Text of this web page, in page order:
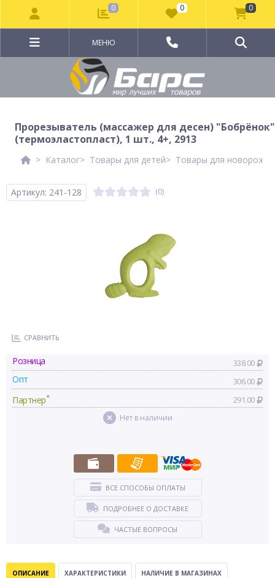
МЕНЮ
Прорезыватель (массажер для десен) "Бобрёнок"
(термоэластопласт), 1 шт., 4+, 2913
Каталог Товары для детей Товары для
Артикул: 241-128 (0)
СРАВНИТЬ
Розница 338.00
Опт 306.00
Партнер* 291.00
Нет в наличии
ВСЕ СПОСОБЫ ОПЛАТЫ
ПОДРОБНЕЕ О ДОСТАВКЕ
ЧАСТЫЕ ВОПРОСЫ
ОПИСАНИЕ ХАРАКТЕРИСТИКИ НАЛИЧИЕ В МАГАЗИНАХ
0 0 0